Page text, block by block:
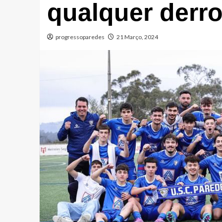
qualquer
progressoparedes 21 Março, 2024